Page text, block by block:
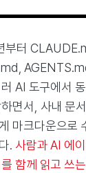
부터
AI 도구에서
면서, 사내 문
마크다운으로
. 사람과 AI 에
함께 읽고 쓰